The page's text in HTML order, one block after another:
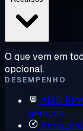
O que vem em
opcional.
DESEMPENHO
AMD
geração